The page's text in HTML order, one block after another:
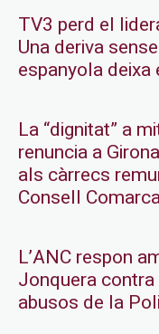
TV3 perd el
Una deriva
espanyola deixa
La “dignitat” a
renuncia a
als càrrecs
Consell
L’ANC respon
Jonquera
abusos de la